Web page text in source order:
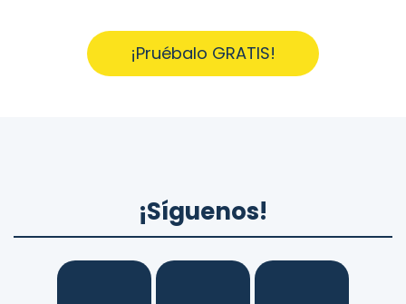
¡Pruébalo GRATIS!
¡Síguenos!